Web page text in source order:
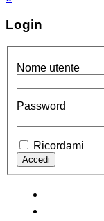
Login
Nome utente
Password
Ricordami